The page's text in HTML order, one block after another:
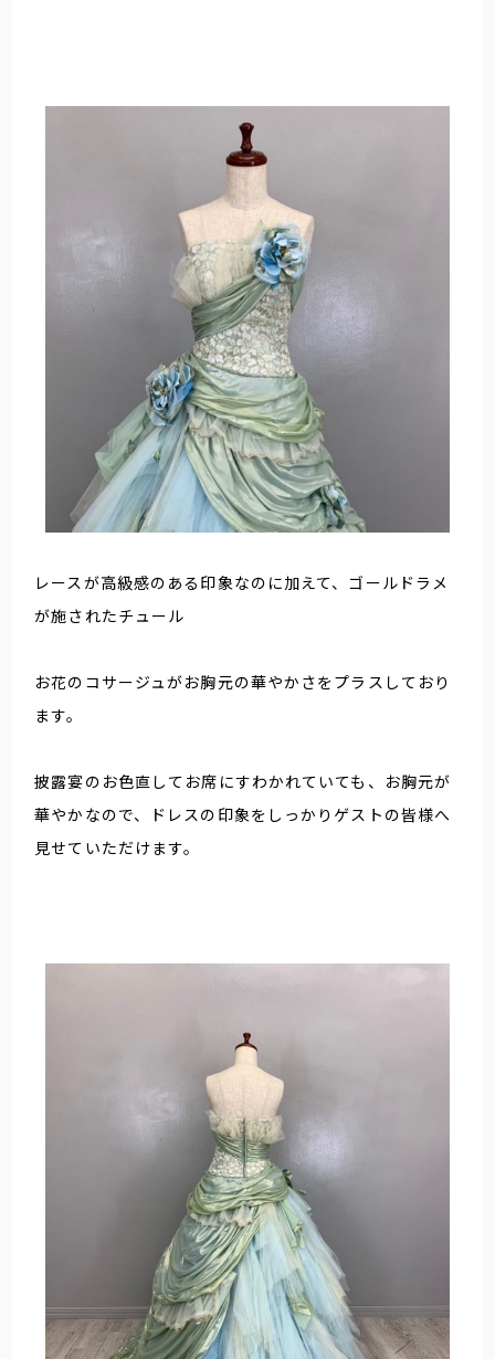
レースが高級感のある印象なのに加えて、ゴールドラメ
が施されたチュール
お花のコサージュがお胸元の華やかさをプラスしており
ます。
披露宴のお色直してお席にすわかれていても、お胸元が
華やかなので、ドレスの印象をしっかりゲストの皆様へ
見せていただけます。